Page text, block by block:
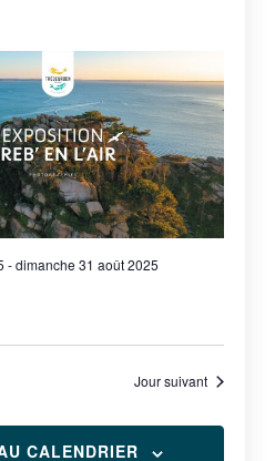
-dimanche 31 août 2025
Jour suivant
CALENDRIER